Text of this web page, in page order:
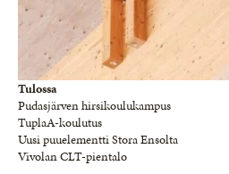
Tulossa
Pudasjärven hirsikoulukampus
TuplaA-koulutus
Uusi puuelementti Stora Ensolta
Vivolan CLT-pientalo